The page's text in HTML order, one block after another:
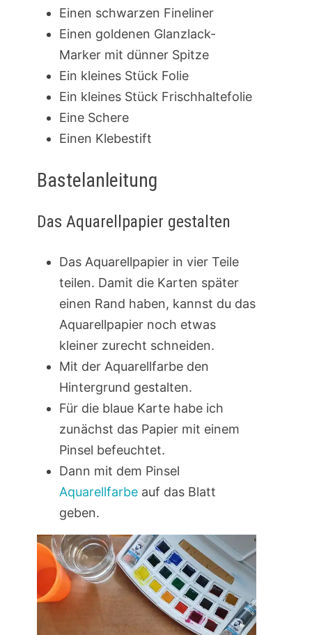
Einen schwarzen Fineliner
Einen goldenen Glanzlack-
Marker mit dünner Spitze
Ein kleines Stück Folie
Ein kleines Stück Frischhaltefolie
Eine Schere
Einen Klebestift
Bastelanleitung
Das Aquarellpapier gestalten
Das Aquarellpapier in vier Teile
teilen. Damit die Karten später
einen Rand haben, kannst du das
Aquarellpapier noch etwas
kleiner zurecht schneiden.
Mit der Aquarellfarbe den
Hintergrund gestalten.
Für die blaue Karte habe ich
zunächst das Papier mit einem
Pinsel befeuchtet.
Dann mit dem Pinsel
Aquarellfarbeauf das Blatt
geben.